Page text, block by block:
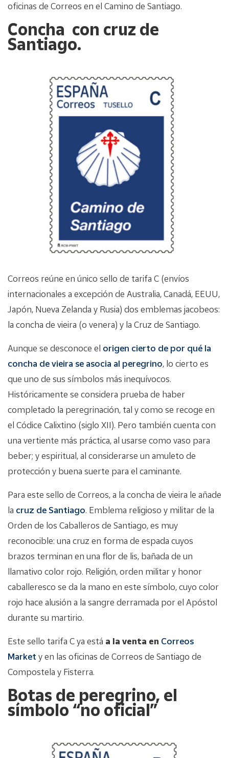
oficinas de Correos en el Camino de Santiago.
Concha con cruz de
Santiago.
Correos reúne en único sello de tarifa C (envíos
internacionales a excepción de Australia, Canadá, EEUU,
Japón, Nueva Zelanda y Rusia) dos emblemas jacobeos:
la concha de vieira (o venera) y la Cruz de Santiago.
Aunque se desconoce el origen cierto de por qué la
concha de vieira se asocia al peregrino, lo cierto es
que uno de sus símbolos más inequívocos.
Históricamente se considera prueba de haber
completado la peregrinación, tal y como se recoge en
el Códice Calixtino (siglo XII). Pero también cuenta con
una vertiente más práctica, al usarse como vaso para
beber; y espiritual, al considerarse un amuleto de
protección y buena suerte para el caminante.
Para este sello de Correos, a la concha de vieira le añade
la cruz de Santiago. Emblema religioso y militar de la
Orden de los Caballeros de Santiago, es muy
reconocible: una cruz en forma de espada cuyos
brazos terminan en una flor de lis, bañada de un
llamativo color rojo. Religión, orden militar y honor
caballeresco se da la mano en este símbolo, cuyo color
rojo hace alusión a la sangre derramada por el Apóstol
durante su martirio.
Este sello tarifa C ya está a la venta en Correos
Markety en las oficinas de Correos de Santiago de
Compostela y Fisterra.
Botas de peregrino, el
símbolo “no oficial”